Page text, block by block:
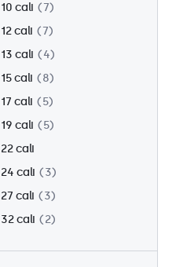
10 cali
7
12 cali
7
13 cali
4
15 cali
8
17 cali
5
19 cali
5
22 cali
24 cali
3
27 cali
3
32 cali
2